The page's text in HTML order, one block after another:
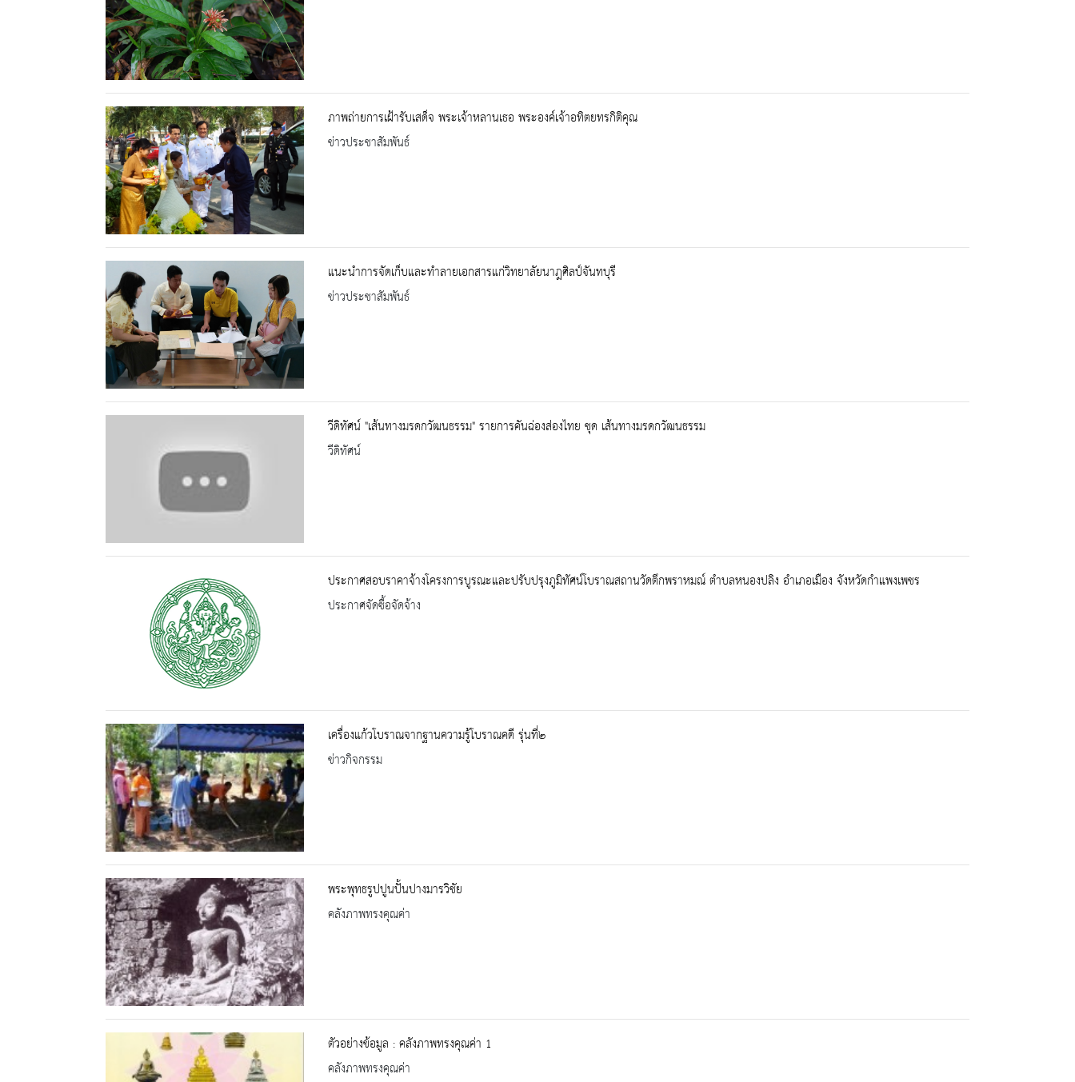
ภาพถ่ายการเฝ้ารับเสด็จ พระเจ้าหลานเธอ พระองค์เจ้าอทิตยทรกิติคุณ
ข่าวประชาสัมพันธ์
แนะนำการจัดเก็บและทำลายเอกสารแก่วิทยาลัยนาฎศิลป์จันทบุรี
ข่าวประชาสัมพันธ์
วีดิทัศน์ "เส้นทางมรดกวัฒนธรรม" รายการคันฉ่องส่องไทย ชุด เส้นทางมรดกวัฒนธรรม
วีดิทัศน์
ประกาศสอบราคาจ้างโครงการบูรณะและปรับปรุงภูมิทัศน์โบราณสถานวัดตึกพราหมณ์ ตำบลหนองปลิง อำเภอเมือง จังหวัดกำแพงเพชร
ประกาศจัดซื้อจัดจ้าง
เครื่องแก้วโบราณจากฐานความรู้โบราณคดี รุ่นที่๒
ข่าวกิจกรรม
พระพุทธรูปปูนปั้นปางมารวิชัย
คลังภาพทรงคุณค่า
ตัวอย่างข้อมูล : คลังภาพทรงคุณค่า 1
คลังภาพทรงคุณค่า